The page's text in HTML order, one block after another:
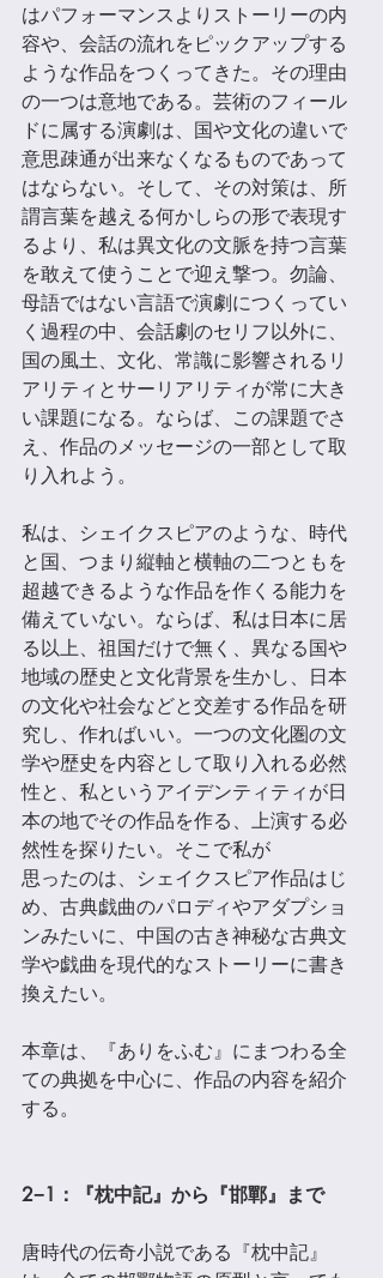
はパフォーマンスよりストーリーの内
容や、会話の流れをピックアップする
ような作品をつくってきた。その理由
の一つは意地である。芸術のフィール
ドに属する演劇は、国や⽂化の違いで
意思疎通が出来なくなるものであって
はならない。そして、その対策は、所
謂言葉を越える何かしらの形で表現す
るより、私は異⽂化の⽂脈を持つ言葉
を敢えて使うことで迎え撃つ。勿論、
母語ではない言語で演劇につくってい
く過程の中、会話劇のセリフ以外に、
国の風土、⽂化、常識に影響されるリ
アリティとサーリアリティが常に大き
い課題になる。ならば、この課題でさ
え、作品のメッセージの一部として取
り入れよう。
私は、シェイクスピアのような、時代
と国、つまり縦軸と横軸の二つともを
超越できるような作品を作くる能力を
備えていない。ならば、私は日本に居
る以上、祖国だけで無く、異なる国や
地域の歴史と⽂化背景を⽣かし、日本
の⽂化や社会などと交差する作品を研
究し、作ればいい。一つの⽂化圏の⽂
学や歴史を内容として取り入れる必然
性と、私というアイデンティティが日
本の地でその作品を作る、上演する必
然性を探りたい。そこで私が
思ったのは、シェイクスピア作品はじ
め、古典戯曲のパロディやアダプショ
ンみたいに、中国の古き神秘な古典⽂
学や戯曲を現代的なストーリーに書き
換えたい。
本章は、『ありをふむ』にまつわる全
ての典拠を中心に、作品の内容を紹介
する。
2−1：『枕中記』から『邯鄲』まで
唐時代の伝奇⼩説である『枕中記』